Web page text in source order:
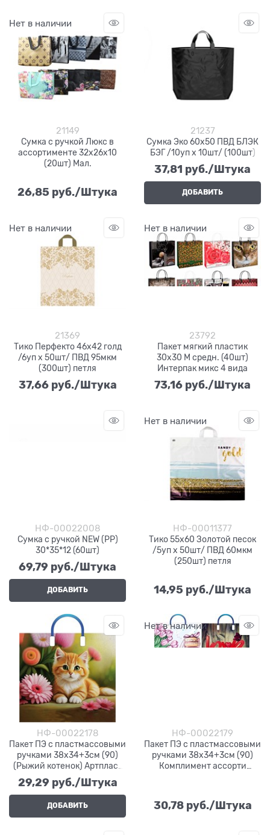
Нет в наличии
21149
Сумка с ручкой Люкс в
ассортименте 32х26х10
(20шт) Мал.
26,85 руб./Штука
21237
Сумка Эко 60х50 ПВД БЛЭК
БЭГ /10уп х 10шт/ (100шт)
37,81 руб./Штука
ДОБАВИТЬ
Нет в наличии
21369
Тико Перфекто 46х42 голд
/6уп х 50шт/ ПВД 95мкм
(300шт) петля
37,66 руб./Штука
Нет в наличии
23792
Пакет мягкий пластик
30х30 M средн. (40шт)
Интерпак микс 4 вида
73,16 руб./Штука
НФ-00022008
Сумка с ручкой NEW (РР)
30*35*12 (60шт)
69,79 руб./Штука
ДОБАВИТЬ
Нет в наличии
НФ-00011377
Тико 55х60 Золотой песок
/5уп х 50шт/ ПВД 60мкм
(250шт) петля
14,95 руб./Штука
НФ-00022178
Пакет ПЭ с пластмассовыми
ручками 38х34+3см (90)
(Рыжий котенок) Артпласт
(х10/150) ВИЛСОН
29,29 руб./Штука
ДОБАВИТЬ
Нет в наличии
НФ-00022179
Пакет ПЭ с пластмассовыми
ручками 38x34+3см (90)
Комплимент ассорти
30,78 руб./Штука